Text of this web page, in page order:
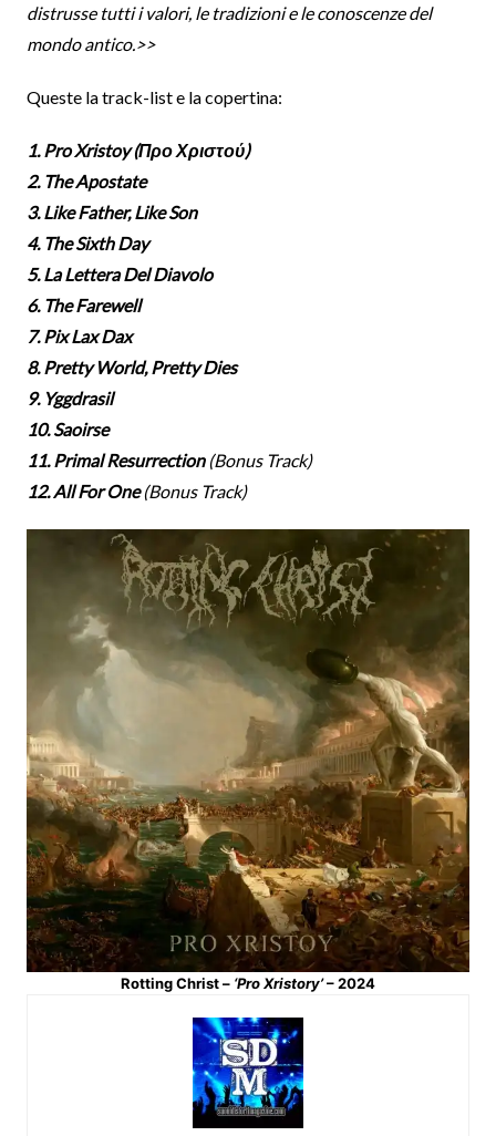
distrusse tutti i valori, le tradizioni e le conoscenze del
mondo antico.>>
Queste la track-list e la copertina:
1. Pro Xristoy (Προ Χριστού)
2. The Apostate
3. Like Father, Like Son
4. The Sixth Day
5. La Lettera Del Diavolo
6. The Farewell
7. Pix Lax Dax
8. Pretty World, Pretty Dies
9. Yggdrasil
10. Saoirse
11. Primal Resurrection(Bonus Track)
12. All For One(Bonus Track)
Rotting Christ – ‘Pro Xristory’– 2024